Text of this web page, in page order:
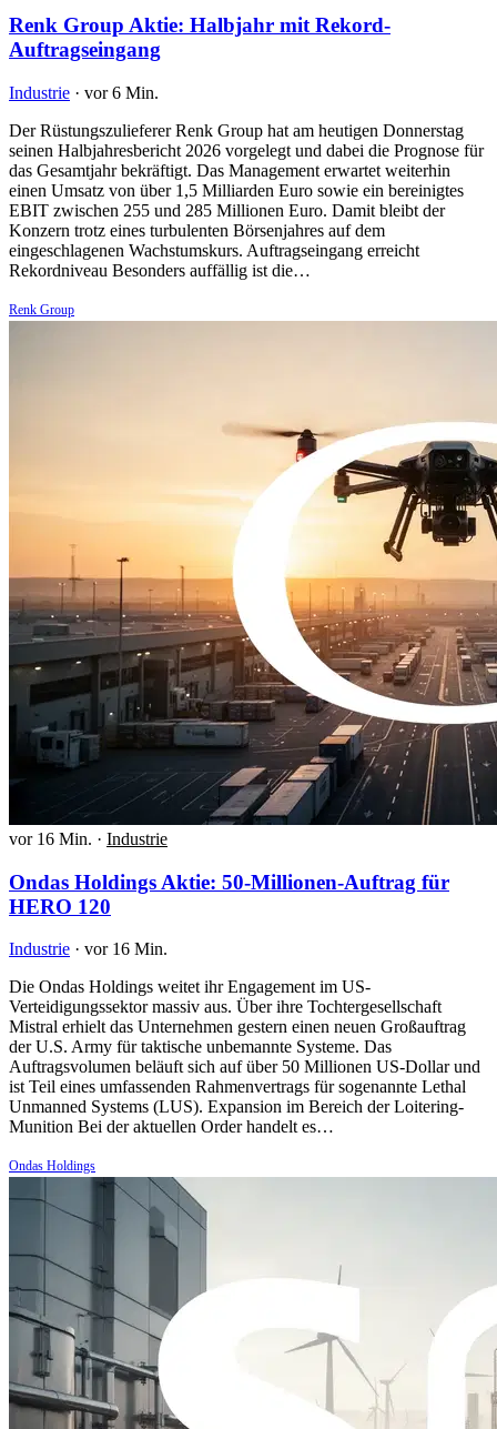
Renk Group Aktie: Halbjahr mit Rekord-
Auftragseingang
Industrie · vor 6 Min.
Der Rüstungszulieferer Renk Group hat am heutigen Donnerstag
seinen Halbjahresbericht 2026 vorgelegt und dabei die Prognose für
das Gesamtjahr bekräftigt. Das Management erwartet weiterhin
einen Umsatz von über 1,5 Milliarden Euro sowie ein bereinigtes
EBIT zwischen 255 und 285 Millionen Euro. Damit bleibt der
Konzern trotz eines turbulenten Börsenjahres auf dem
eingeschlagenen Wachstumskurs. Auftragseingang erreicht
Rekordniveau Besonders auffällig ist die…
Renk Group
vor 16 Min. · Industrie
Ondas Holdings Aktie: 50-Millionen-Auftrag für
HERO 120
Industrie · vor 16 Min.
Die Ondas Holdings weitet ihr Engagement im US-
Verteidigungssektor massiv aus. Über ihre Tochtergesellschaft
Mistral erhielt das Unternehmen gestern einen neuen Großauftrag
der U.S. Army für taktische unbemannte Systeme. Das
Auftragsvolumen beläuft sich auf über 50 Millionen US-Dollar und
ist Teil eines umfassenden Rahmenvertrags für sogenannte Lethal
Unmanned Systems (LUS). Expansion im Bereich der Loitering-
Munition Bei der aktuellen Order handelt es…
Ondas Holdings